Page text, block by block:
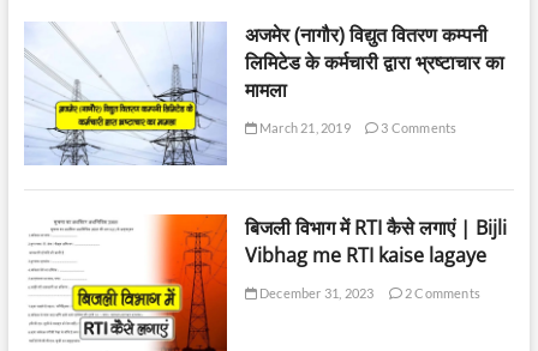
अजमेर (नागौर) विद्युत वितरण कम्पनी
लिमिटेड के कर्मचारी द्वारा भ्रष्टाचार का
मामला
March 21, 2019 3 Comments
बिजली विभाग में RTI कैसे लगाएं | Bijli
Vibhag me RTI kaise lagaye
December 31, 2023 2 Comments